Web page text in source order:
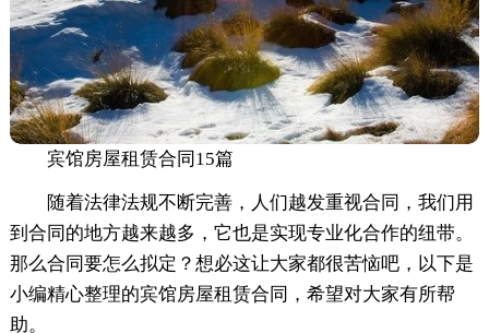
宾馆房屋租赁合同15篇
随着法律法规不断完善，人们越发重视合同，我们用
到合同的地方越来越多，它也是实现专业化合作的纽带。
那么合同要怎么拟定？想必这让大家都很苦恼吧，以下是
小编精心整理的宾馆房屋租赁合同，希望对大家有所帮
助。